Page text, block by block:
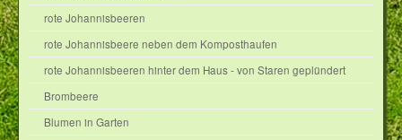
rote Johannisbeeren
rote Johannisbeere neben dem Komposthaufen
rote Johannisbeeren hinter dem Haus - von Staren geplündert
Brombeere
Blumen in Garten